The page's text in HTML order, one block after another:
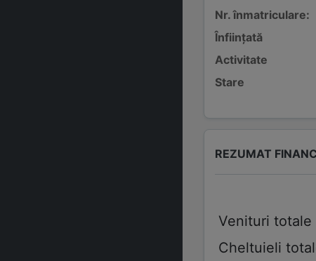
Nr. înmatriculare:
Înființată
Activitate
Stare
REZUMAT
Venituri totale
Cheltuieli